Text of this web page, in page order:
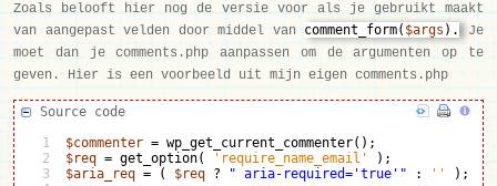
Zoals belooft hier nog de versie voor als je gebruikt maakt
van aangepast velden door middel van comment_form( $args ). Je
moet dan je comments.php aanpassen om de argumenten op te
geven. Hier is een voorbeeld uit mijn eigen comments.php
Source code
1
2
3
$commenter = wp_get_current_commenter( ) ;
$req = get_option( 'require_name_email' ) ;
$aria_req = ( $req ? " aria-required='true'" : '' ) ;